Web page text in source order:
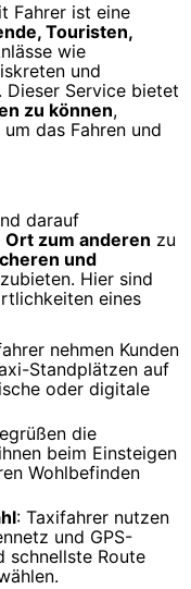
Fahrer ist eine
Touristen,
wie
und
Service bietet
zu können,
das Fahren und
darauf
zum anderen zu
und
Hier sind
eines
nehmen Kunden
Standplätzen auf
oder digitale
die
beim Einsteigen
Wohlbefinden
: Taxifahrer nutzen
und GPS-
schnellste Route